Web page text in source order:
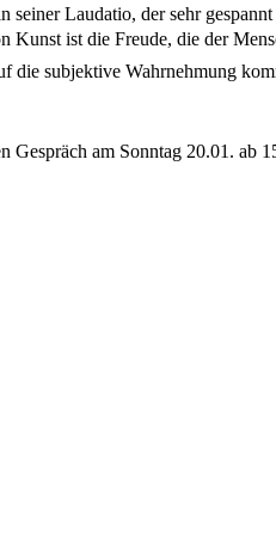
Laudatio, der sehr
Kunst ist die Freude, die der
subjektive Wahrnehmung
am Sonntag 20.01.